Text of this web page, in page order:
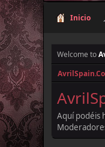
Inicio
Welcome to
Aquí podéis